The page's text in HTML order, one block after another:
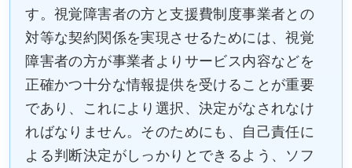
す。視覚障害者の方と支援費制度事業者との
対等な契約関係を実現させるためには、視覚
障害者の方が事業者よりサービス内容などを
正確かつ十分な情報提供を受けることが重要
であり、これにより選択、決定がなされなけ
ればなりません。そのためにも、自己責任に
よる判断決定がしっかりとできるよう、ソフ